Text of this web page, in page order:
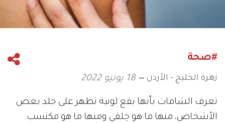
#صحة
زهرة الخليج - الأردن 18 يونيو 2022
تعرف الشامات بأنها بقع لونية تظهر على جلد بعض
الأشخاص، منها ما هو خِلقي ومنها ما هو مكتسب.